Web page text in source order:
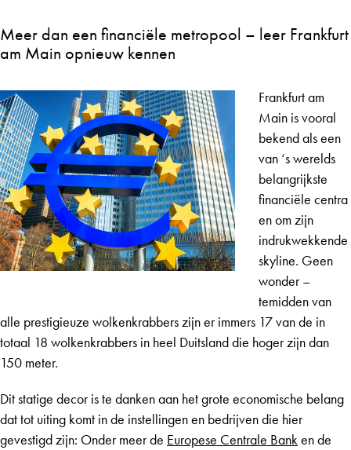
Meer dan een financiële metropool – leer Frankfurt
am Main opnieuw kennen
Frankfurt am
Main is vooral
bekend als een
van ‘s werelds
belangrijkste
financiële centra
en om zijn
indrukwekkende
skyline. Geen
wonder –
temidden van
alle prestigieuze wolkenkrabbers zijn er immers 17 van de in
totaal 18 wolkenkrabbers in heel Duitsland die hoger zijn dan
150 meter.
Dit statige decor is te danken aan het grote economische belang
dat tot uiting komt in de instellingen en bedrijven die hier
gevestigd zijn: Onder meer de Europese Centrale Banken de